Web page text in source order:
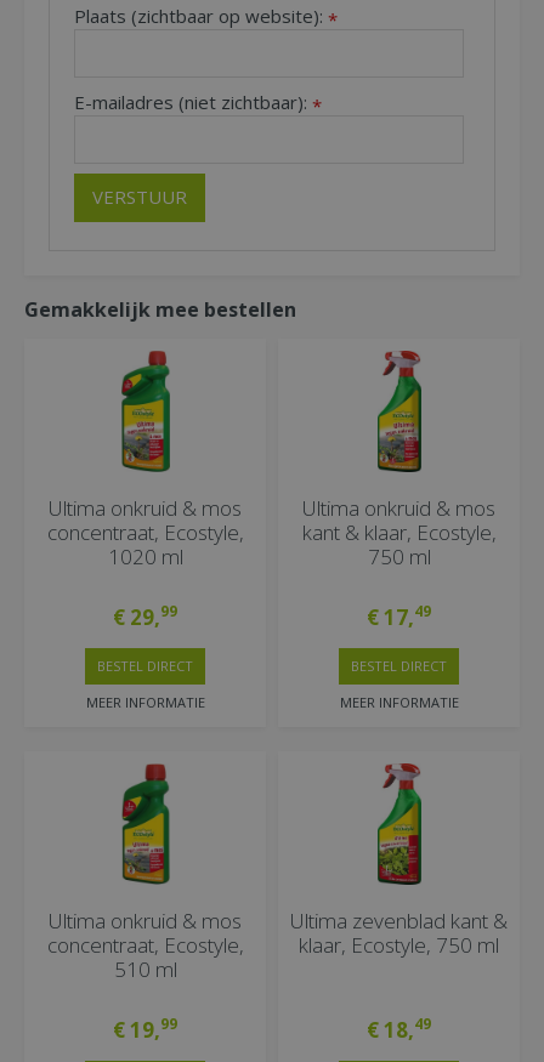
Plaats (zichtbaar op website): *
E-mailadres (niet zichtbaar): *
Gemakkelijk mee bestellen
Ultima onkruid & mos
concentraat, Ecostyle,
1020 ml
€ 29,99
MEER INFORMATIE
BESTEL DIRECT
Ultima onkruid & mos
kant & klaar, Ecostyle,
750 ml
€17,49
MEER INFORMATIE
BESTEL DIRECT
Ultima onkruid & mos
concentraat, Ecostyle,
510 ml
€19,99
Ultima zevenblad kant &
klaar, Ecostyle, 750 ml
€18,49